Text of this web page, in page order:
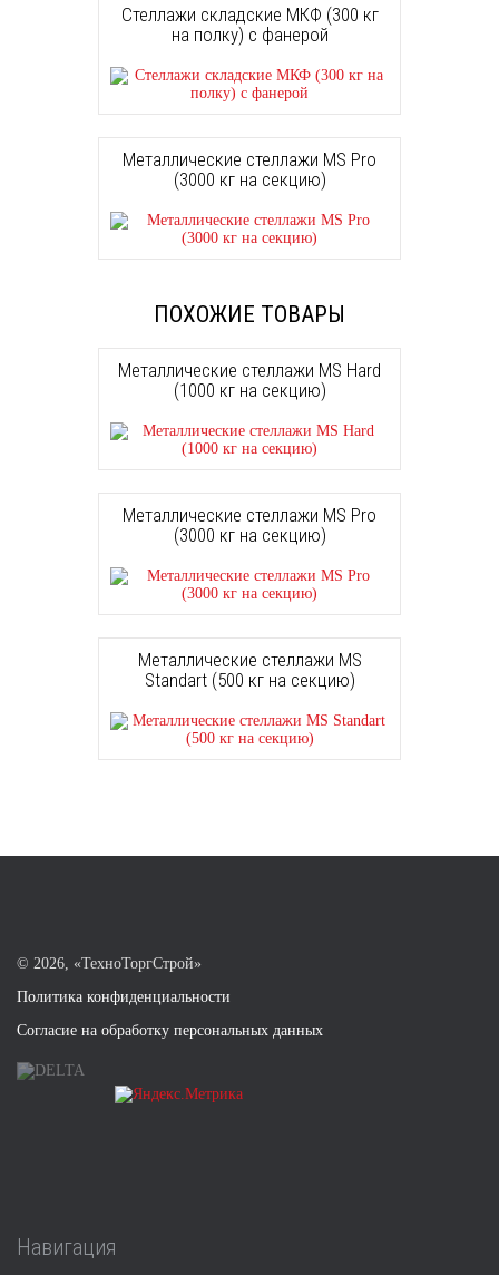
Стеллажи складские МКФ (300 кг
на полку) с фанерой
Металлические стеллажи MS Pro
(3000 кг на секцию)
ПОХОЖИЕ ТОВАРЫ
Металлические стеллажи MS Hard
(1000 кг на секцию)
Металлические стеллажи MS Pro
(3000 кг на секцию)
Металлические стеллажи MS
Standart (500 кг на секцию)
© 2026, «ТехноТоргСтрой»
Политика конфиденциальности
Согласие на обработку персональных данных
Навигация